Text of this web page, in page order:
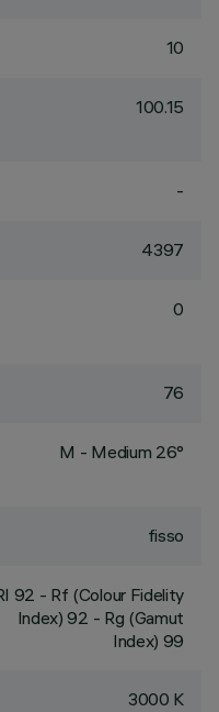
10
100.15
-
4397
0
76
M - Medium 26°
fisso
92 - Rf (Colour Fidelity
Index) 92 - Rg (Gamut
Index) 99
3000 K